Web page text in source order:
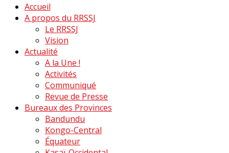
Accueil
A propos du RRSSJ
Le RRSSJ
Vision
Actualité
A la Une !
Activités
Communiqué
Revue de Presse
Bureaux des Provinces
Bandundu
Kongo-Central
Équateur